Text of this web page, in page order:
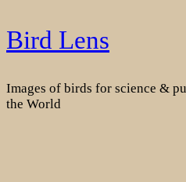
Skip
to
Bird Lens
Images of birds for science &
the World